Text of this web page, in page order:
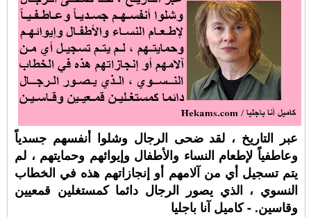
عبر التاريخ ، لقد ضحى الرجال وشلوا أنفسهم جسدياً
وعاطفياً لإطعام النساء والأطفال وإيوائهم وحمايتهم ، لم
يتم تسجيل أي من آلامهم أو إنجازاتهم هذه في الخطاب
النسوي ، الذي يصور الرجال دائما كمستغلين قمعيين
وقاسين. - كاميل آنا باجليا